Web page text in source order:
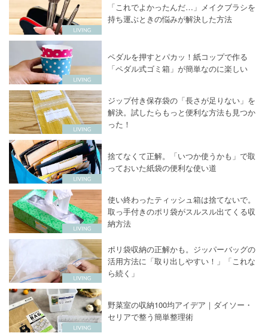
「これでよかったんだ…」メイクブラシを
持ち運ぶときの悩みが解決した方法
ペダルを押すとパカッ！紙コップで作る
「ペダル式ゴミ箱」が簡単なのに楽しい
ジップ付き保存袋の「長さが足りない」を
解決。試したらもっと便利な方法も見つか
った！
捨てなくて正解。「いつか使うかも」で取
っておいた紙袋の便利な使い道
使い終わったティッシュ箱は捨てないで。
取っ手付きのポリ袋がスルスル出てくる収
納方法
ポリ袋収納の正解かも。ジッパーバッグの
活用方法に「取り出しやすい！」「これな
ら続く」
野菜室の収納100均アイデア｜ダイソー・
セリアで整う簡単整理術